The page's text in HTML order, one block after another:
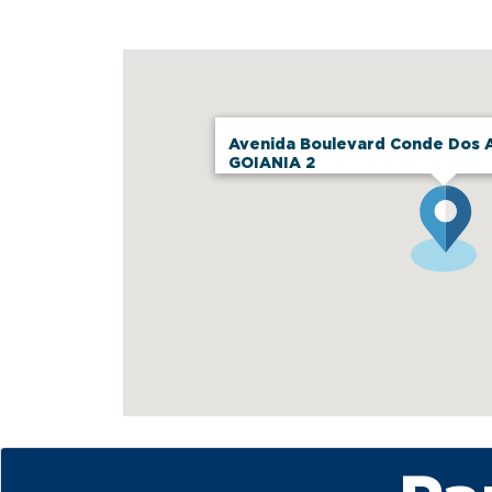
Avenida Boulevard Conde Dos
GOIANIA 2